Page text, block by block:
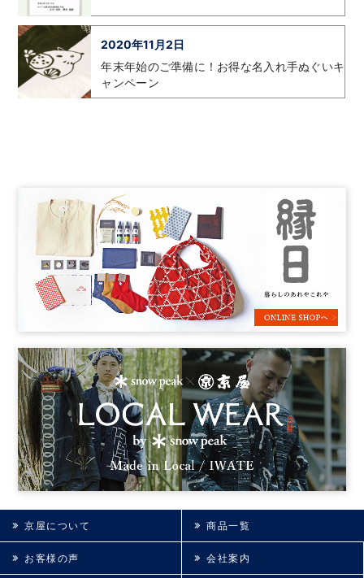
2020年11月2日
年末年始のご準備に！お得な名入れ手ぬぐいキ
ャンペーン
京屋について 商品一覧
お客様の声 会社案内